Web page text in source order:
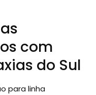
com
do Sul
para linha